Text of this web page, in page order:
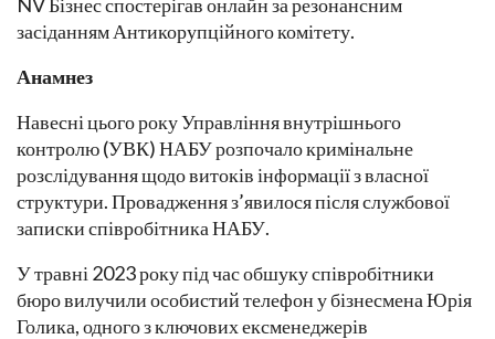
засіданням Антикорупційного комітету.
Анамнез
Навесні цього року Управління внутрішнього
контролю (УВК) НАБУ розпочало кримінальне
розслідування щодо витоків інформації з власної
структури. Провадження з’явилося після службової
записки співробітника НАБУ.
У травні 2023 року під час обшуку співробітники
бюро вилучили особистий телефон у бізнесмена Юрія
Голика, одного з ключових ексменеджерів